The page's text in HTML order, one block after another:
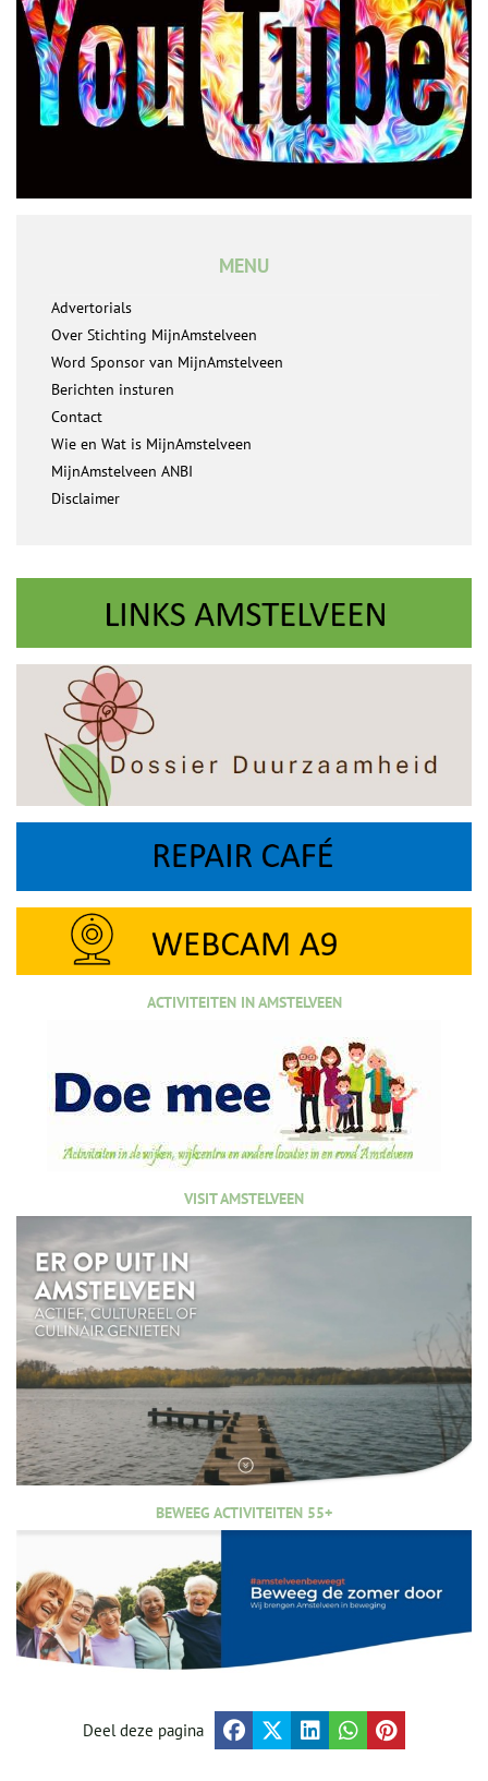
MENU
Advertorials
Over Stichting MijnAmstelveen
Word Sponsor van MijnAmstelveen
Berichten insturen
Contact
Wie en Wat is MijnAmstelveen
MijnAmstelveen ANBI
Disclaimer
ACTIVITEITEN IN AMSTELVEEN
VISIT AMSTELVEEN
BEWEEG ACTIVITEITEN 55+
Deel deze pagina